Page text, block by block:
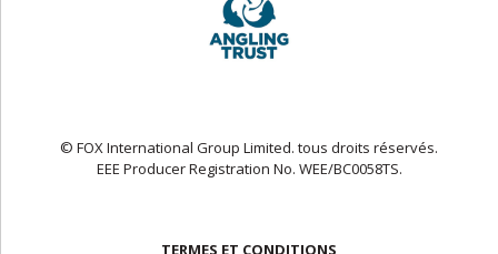
© FOX International Group Limited. tous droits réservés.
EEE Producer Registration No. WEE/BC0058TS.
TERMES ET CONDITIONS